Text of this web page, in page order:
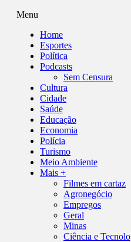
Menu
Home
Esportes
Política
Podcasts
Sem Censura
Cultura
Cidade
Saúde
Educação
Economia
Polícia
Turismo
Meio Ambiente
Mais +
Filmes em cartaz
Agronegócio
Empregos
Geral
Minas
Ciência e